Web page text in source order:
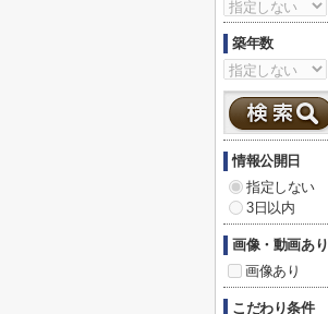
築年数
情報公開日
指定しない
3日以内
画像・動画あり
画像あり
こだわり条件